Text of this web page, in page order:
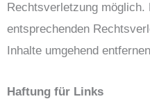
Rechtsverletzung
entsprechenden
Inhalte umgehend
Haftung für Links